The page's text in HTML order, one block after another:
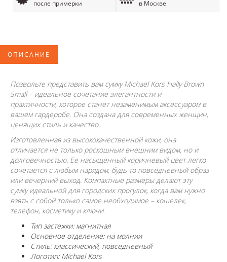
после примерки
в Москве
ОПИСАНИЕ
Позвольте представить вам сумку Michael Kors Hally Brown
Small – идеальное сочетание элегантности и
практичности, которое станет незаменимым аксессуаром в
вашем гардеробе. Она создана для современных женщин,
ценящих стиль и качество.
Изготовленная из высококачественной кожи, она
отличается не только роскошным внешним видом, но и
долговечностью. Ее насыщенный коричневый цвет легко
сочетается с любым нарядом, будь то повседневный образ
или вечерний выход. Компактные размеры делают эту
сумку идеальной для городских прогулок, когда вам нужно
взять с собой только самое необходимое – кошелек,
телефон, косметику и ключи.
Тип застежки: магнитная
Основное отделение: на молнии
Стиль: классический, повседневный
Логотип: Michael Kors